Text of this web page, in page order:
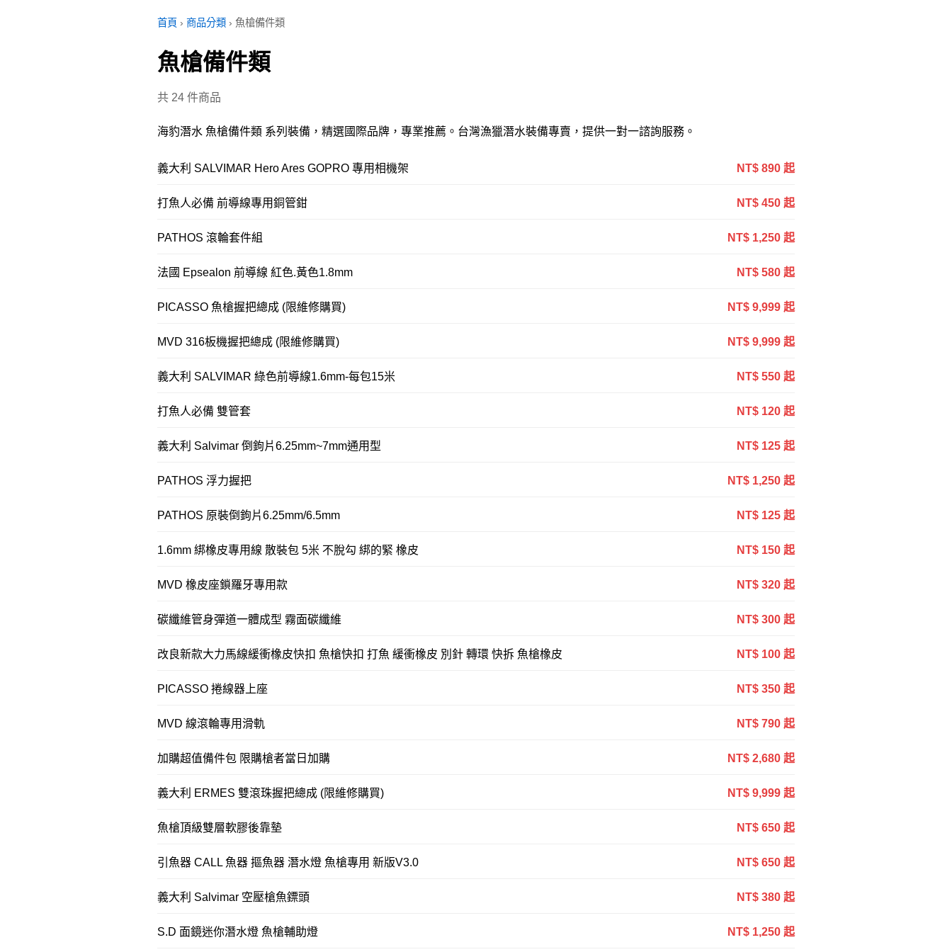
首頁 › 商品分類 › 魚槍備件類
魚槍備件類
共 24 件商品
海豹潛水 魚槍備件類 系列裝備，精選國際品牌，專業推薦。台灣漁獵潛水裝備專賣，提供一對一諮詢服務。
義大利 SALVIMAR Hero Ares GOPRO 專用相機架 NT$ 890 起
打魚人必備 前導線專用銅管鉗 NT$ 450 起
PATHOS 滾輪套件組 NT$ 1,250 起
法國 Epsealon 前導線 紅色.黃色1.8mm NT$ 580 起
PICASSO 魚槍握把總成 (限維修購買) NT$ 9,999 起
MVD 316板機握把總成 (限維修購買) NT$ 9,999 起
義大利 SALVIMAR 綠色前導線1.6mm-每包15米 NT$ 550 起
打魚人必備 雙管套 NT$ 120 起
義大利 Salvimar 倒鉤片6.25mm~7mm通用型 NT$ 125 起
PATHOS 浮力握把 NT$ 1,250 起
PATHOS 原裝倒鉤片6.25mm/6.5mm NT$ 125 起
1.6mm 綁橡皮專用線 散裝包 5米 不脫勾 綁的緊 橡皮 NT$ 150 起
MVD 橡皮座鎖羅牙專用款 NT$ 320 起
碳纖維管身彈道一體成型 霧面碳纖維 NT$ 300 起
改良新款大力馬線緩衝橡皮快扣 魚槍快扣 打魚 緩衝橡皮 別針 轉環 快拆 魚槍橡皮 NT$ 100 起
PICASSO 捲線器上座 NT$ 350 起
MVD 線滾輪專用滑軌 NT$ 790 起
加購超值備件包 限購槍者當日加購 NT$ 2,680 起
義大利 ERMES 雙滾珠握把總成 (限維修購買) NT$ 9,999 起
魚槍頂級雙層軟膠後靠墊 NT$ 650 起
引魚器 CALL 魚器 摳魚器 潛水燈 魚槍專用 新版V3.0 NT$ 650 起
義大利 Salvimar 空壓槍魚鏢頭 NT$ 380 起
S.D 面鏡迷你潛水燈 魚槍輔助燈 NT$ 1,250 起